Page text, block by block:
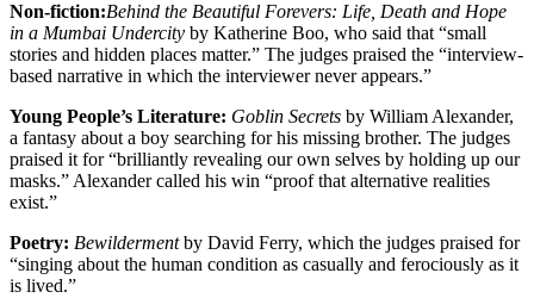
Non-fiction:Behind the Beautiful Forevers: Life, Death and Hope
in a Mumbai Undercity by Katherine Boo, who said that “small
stories and hidden places matter.” The judges praised the “interview-
based narrative in which the interviewer never appears.”
Young People’s Literature: Goblin Secrets by William Alexander,
a fantasy about a boy searching for his missing brother. The judges
praised it for “brilliantly revealing our own selves by holding up our
masks.” Alexander called his win “proof that alternative realities
exist.”
Poetry: Bewildermentby David Ferry, which the judges praised for
“singing about the human condition as casually and ferociously as it
is lived.”